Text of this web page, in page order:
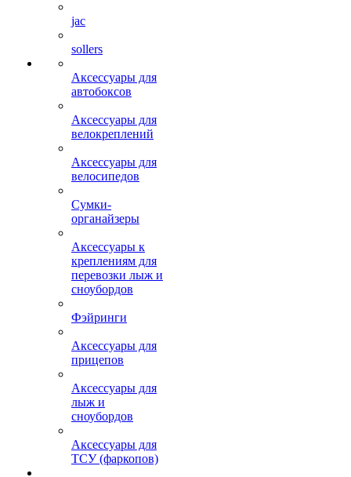
jac
sollers
Аксессуары для
автобоксов
Аксессуары для
велокреплений
Аксессуары для
велосипедов
Сумки-
органайзеры
Аксессуары к
креплениям для
перевозки лыж и
сноубордов
Фэйринги
Аксессуары для
прицепов
Аксессуары для
лыж и
сноубордов
Аксессуары для
ТСУ (фаркопов)